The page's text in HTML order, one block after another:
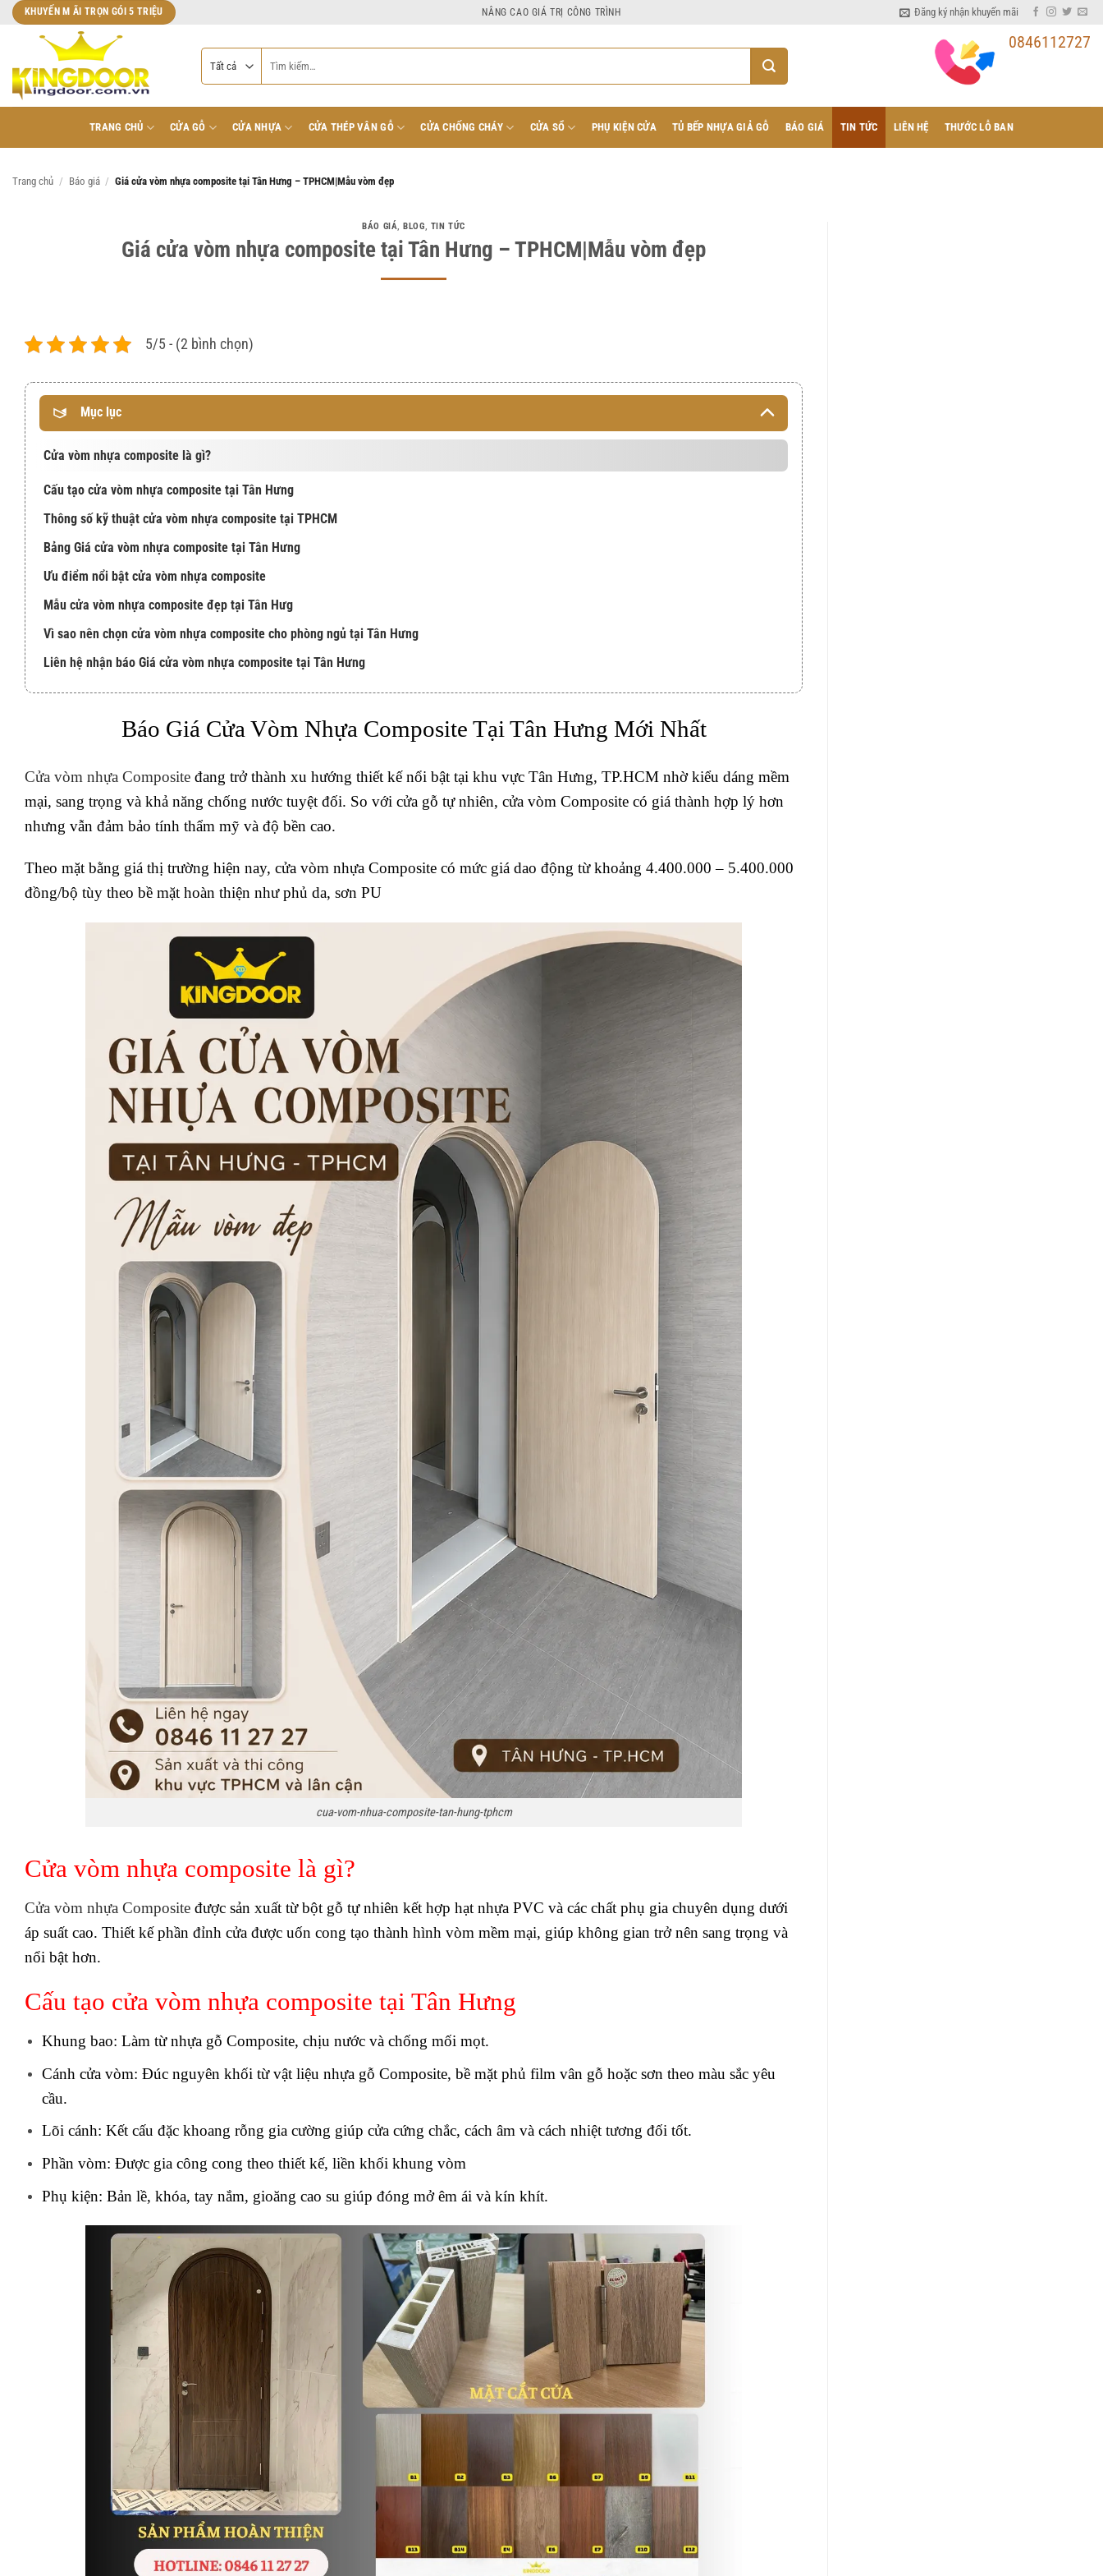
Bỏ
dung
KHUYẾN M ÃI TRỌN GÓI 5 TRIỆU NÂNG CAO GIÁ TRỊ CÔNG TRÌNH Đăng ký nhận khuyến mãi
kiếm:
0846112727
TRANG CHỦ CỬA GỖ CỬA NHỰA CỬA THÉP VÂN GỖ CỬA CHỐNG CHÁY CỬA SỔ PHỤ KIỆN CỬA TỦ BẾP NHỰA GIẢ GỖ BÁO GIÁ TIN TỨC LIÊN HỆ THƯỚC LỖ BAN
Trang chủ / Báo giá / Giá cửa vòm nhựa composite tại Tân Hưng – TPHCM|Mẫu vòm đẹp
BÁO GIÁ,BLOG, TIN TỨC
Giá cửa vòm nhựa composite tại Tân Hưng – TPHCM|Mẫu vòm đẹp
5/5 - (2 bình chọn)
Mục lục
Cửa vòm nhựa composite là gì?
Cấu tạo cửa vòm nhựa composite tại Tân Hưng
Thông số kỹ thuật cửa vòm nhựa composite tại TPHCM
Bảng Giá cửa vòm nhựa composite tại Tân Hưng
Ưu điểm nổi bật cửa vòm nhựa composite
Mẫu cửa vòm nhựa composite đẹp tại Tân Hưg
Vì sao nên chọn cửa vòm nhựa composite cho phòng ngủ tại Tân Hưng
Liên hệ nhận báo Giá cửa vòm nhựa composite tại Tân Hưng
Báo Giá Cửa Vòm Nhựa Composite Tại Tân Hưng Mới Nhất
Cửa vòm nhựa Composite đang trở thành xu hướng thiết kế nổi bật tại khu vực Tân Hưng, TP.HCM nhờ kiểu dáng mềm
mại, sang trọng và khả năng chống nước tuyệt đối. So với cửa gỗ tự nhiên, cửa vòm Composite có giá thành hợp lý hơn
nhưng vẫn đảm bảo tính thẩm mỹ và độ bền cao.
Theo mặt bằng giá thị trường hiện nay, cửa vòm nhựa Composite có mức giá dao động từ khoảng 4.400.000 – 5.400.000
đồng/bộ tùy theo bề mặt hoàn thiện như phủ da, sơn PU
cua-vom-nhua-composite-tan-hung-tphcm
Cửa vòm nhựa composite là gì?
Cửa vòm nhựa Composite được sản xuất từ bột gỗ tự nhiên kết hợp hạt nhựa PVC và các chất phụ gia chuyên dụng dưới
áp suất cao. Thiết kế phần đỉnh cửa được uốn cong tạo thành hình vòm mềm mại, giúp không gian trở nên sang trọng và
nổi bật hơn.
Cấu tạo cửa vòm nhựa composite tại Tân Hưng
Khung bao: Làm từ nhựa gỗ Composite, chịu nước và chống mối mọt.
Cánh cửa vòm: Đúc nguyên khối từ vật liệu nhựa gỗ Composite, bề mặt phủ film vân gỗ hoặc sơn theo màu sắc yêu
cầu.
Lõi cánh: Kết cấu đặc khoang rỗng gia cường giúp cửa cứng chắc, cách âm và cách nhiệt tương đối tốt.
Phần vòm: Được gia công cong theo thiết kế, liền khối khung vòm
Phụ kiện: Bản lề, khóa, tay nắm, gioăng cao su giúp đóng mở êm ái và kín khít.